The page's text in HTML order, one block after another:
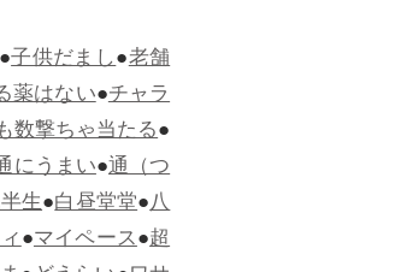
子供だまし●老舗
薬はない●チャラ
数撃ちゃ当たる●
にうまい●通（つ
生●白昼堂堂●八
●マイペース●超